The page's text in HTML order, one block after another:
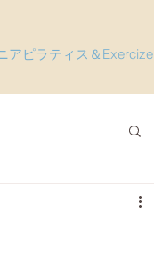
アピラティス＆Exercize